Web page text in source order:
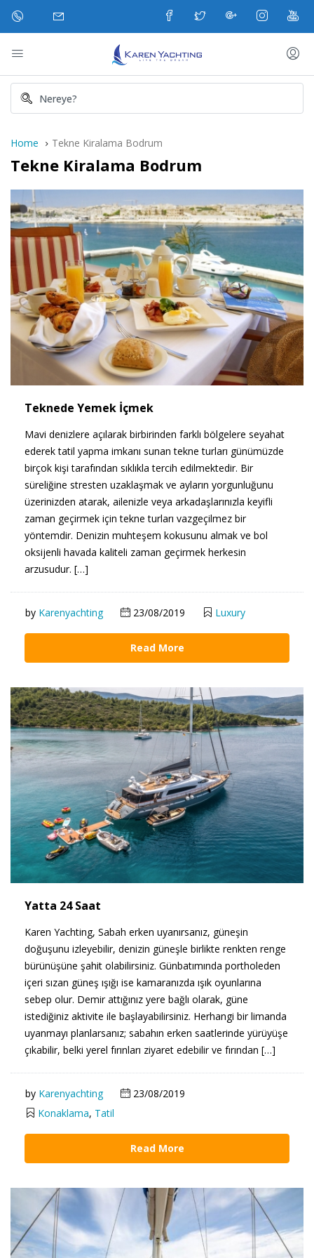
Home Tekne Kiralama Bodrum
Tekne Kiralama Bodrum
Teknede Yemek İçmek
Mavi denizlere açılarak birbirinden farklı bölgelere seyahat
ederek tatil yapma imkanı sunan tekne turları günümüzde
birçok kişi tarafından sıklıkla tercih edilmektedir. Bir
süreliğine stresten uzaklaşmak ve ayların yorgunluğunu
üzerinizden atarak, ailenizle veya arkadaşlarınızla keyifli
zaman geçirmek için tekne turları vazgeçilmez bir
yöntemdir. Denizin muhteşem kokusunu almak ve bol
oksijenli havada kaliteli zaman geçirmek herkesin
arzusudur. […]
by Karenyachting 23/08/2019 Luxury
Read More
Yatta 24 Saat
Karen Yachting, Sabah erken uyanırsanız, güneşin
doğuşunu izleyebilir, denizin güneşle birlikte renkten renge
bürünüşüne şahit olabilirsiniz. Günbatımında portholeden
içeri sızan güneş ışığı ise kamaranızda ışık oyunlarına
sebep olur. Demir attığınız yere bağlı olarak, güne
istediğiniz aktivite ile başlayabilirsiniz. Herhangi bir limanda
uyanmayı planlarsanız; sabahın erken saatlerinde yürüyüşe
çıkabilir, belki yerel fırınları ziyaret edebilir ve fırından […]
by Karenyachting
23/08/2019
Konaklama, Tatil
Read More